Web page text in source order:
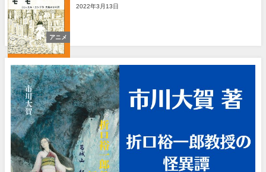
アニメ
2022年3月13日